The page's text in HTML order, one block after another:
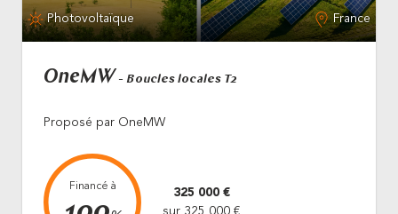
Photovoltaïque France
OneMW - Boucles locales T2
Proposé par OneMW
Financé à
325 000 €
sur 325 000 €